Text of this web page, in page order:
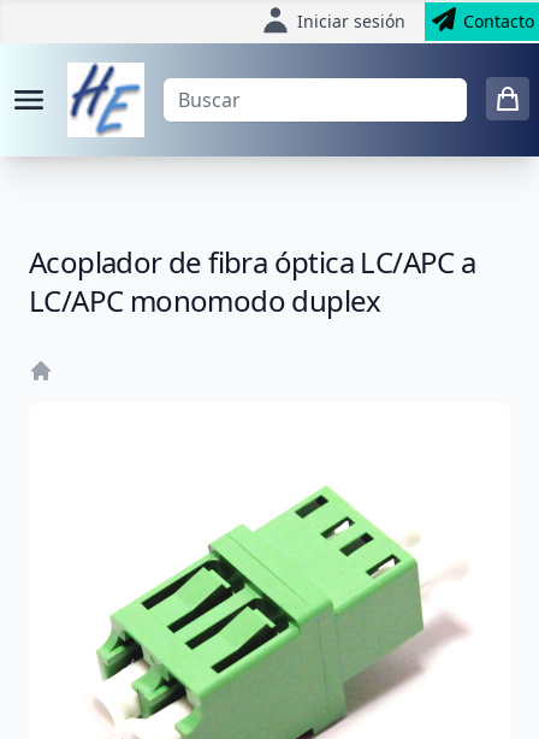
Iniciar sesión Contacto
Acoplador de fibra óptica LC/APC a
LC/APC monomodo duplex